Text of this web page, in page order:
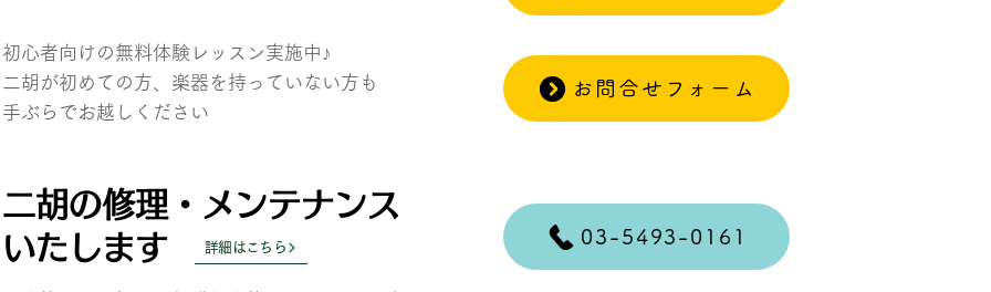
初心者向けの無料体験レッスン実施中♪
二胡が初めての方、楽器を持っていない方も
​手ぶらでお越しください
お問合せフォーム
二胡の修理・メンテナンス
いたします
03-5493-0161
詳細はこちら